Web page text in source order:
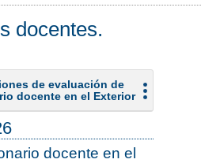
docentes.
de evaluación de
docente en el Exterior
docente en el